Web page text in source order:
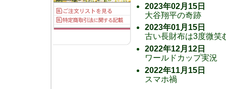
2023年02月15日
大谷翔平の奇跡
2023年01月15日
古い長財布は3度微笑
2022年12月12日
ワールドカップ実況
2022年11月15日
スマホ禍